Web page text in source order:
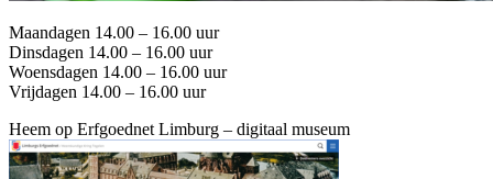
Maandagen 14.00 – 16.00 uur
Dinsdagen 14.00 – 16.00 uur
Woensdagen 14.00 – 16.00 uur
Vrijdagen 14.00 – 16.00 uur
Heem op Erfgoednet Limburg – digitaal museum